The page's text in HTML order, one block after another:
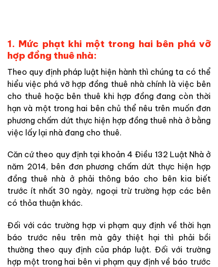
1. Mức phạt khi một trong hai bên phá vỡ
hợp đồng thuê nhà:
Theo quy định pháp luật hiện hành thì chúng ta có thể
hiểu việc phá vỡ hợp đồng thuê nhà chính là việc bên
cho thuê hoặc bên thuê khi hợp đồng đang còn thời
hạn và một trong hai bên chủ thể nêu trên muốn đơn
phương chấm dứt thực hiện hợp đồng thuê nhà ở bằng
việc lấy lại nhà đang cho thuê.
Căn cứ theo quy định tại khoản 4 Điều 132 Luật Nhà ở
năm 2014, bên đơn phương chấm dứt thực hiện hợp
đồng thuê nhà ở phải thông báo cho bên kia biết
trước ít nhất 30 ngày, ngoại trừ trường hợp các bên
có thỏa thuận khác.
Đối với các trường hợp vi phạm quy định về thời hạn
báo trước nêu trên mà gây thiệt hại thì phải bồi
thường theo quy định của pháp luật. Đối với trường
hợp một trong hai bên vi phạm quy định về báo trước